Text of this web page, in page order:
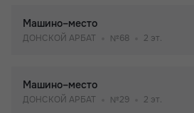
Машино–место
ДОНСКОЙ АРБАТ №68 2 эт.
Машино–место
ДОНСКОЙ АРБАТ №29 2 эт.